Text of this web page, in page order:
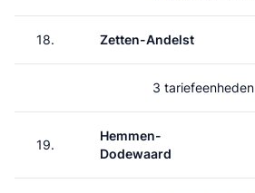
18. Zetten-Andelst
3 tariefeenheden
19.
Hemmen-
Dodewaard